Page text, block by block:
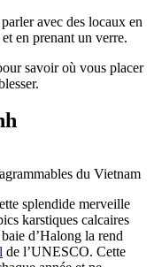
avec des locaux en
en prenant un verre.
savoir où vous placer
du Vietnam
splendide merveille
karstiques calcaires
d’Halong la rend
de l’UNESCO. Cette